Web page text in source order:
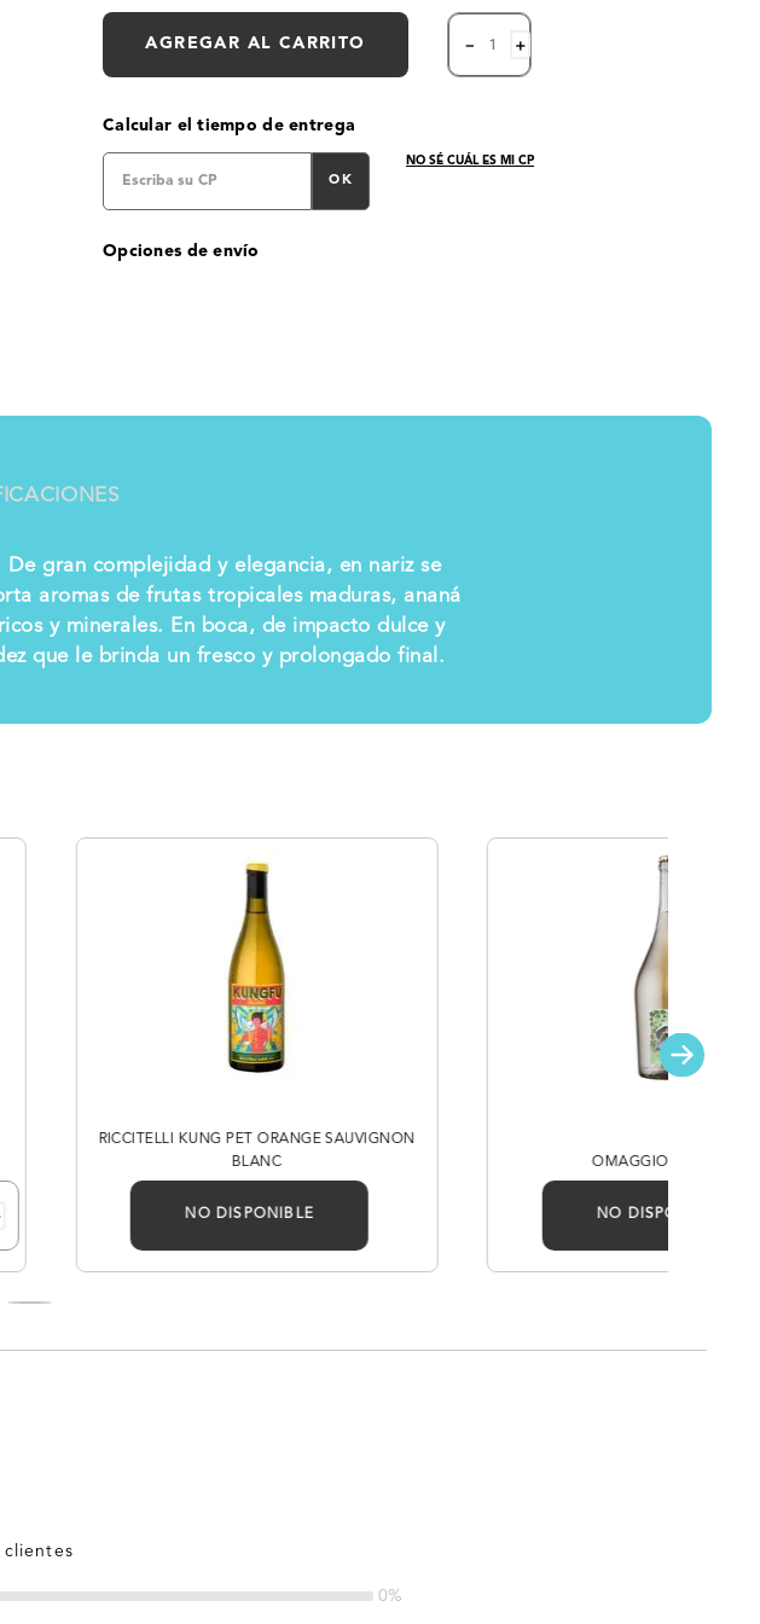
AGREGAR AL CARRITO ＋
－
Calcular el tiempo de entrega
OK
NO SÉ CUÁL ES MI CP
Opciones de envío
gran complejidad y elegancia, en nariz se
aromas de frutas tropicales maduras, ananá
y minerales. En boca, de impacto dulce y
que le brinda un fresco y prolongado final.
RICCITELLI KUNG PET ORANGE SAUVIGNON
BLANC
NO DISPONIBLE
OMAGGIO VIOGNIER
NO DISPONIBLE
0%